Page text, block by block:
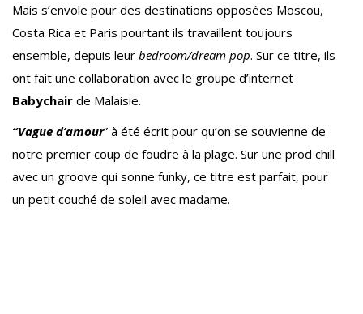
Mais s’envole pour des destinations opposées Moscou,
Costa Rica et Paris pourtant ils travaillent toujours
ensemble, depuis leur bedroom/dream pop. Sur ce titre, ils
ont fait une collaboration avec le groupe d’internet
Babychair de Malaisie.
“Vague d’amour” à été écrit pour qu’on se souvienne de
notre premier coup de foudre à la plage. Sur une prod chill
avec un groove qui sonne funky, ce titre est parfait, pour
un petit couché de soleil avec madame.